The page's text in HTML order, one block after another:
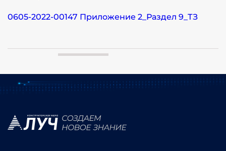
0605-2022-00147 Приложение 2_Раздел 9_ТЗ